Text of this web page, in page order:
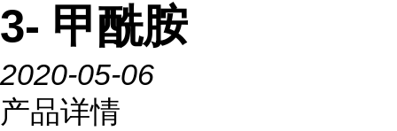
3- 甲酰胺
2020-05-06
产品详情